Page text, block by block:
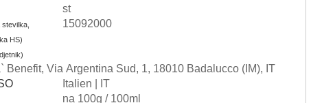
st
HS)
15092000
Benefit, Via Argentina Sud, 1, 18010 Badalucco (IM), IT
Italien | IT
na 100g / 100ml